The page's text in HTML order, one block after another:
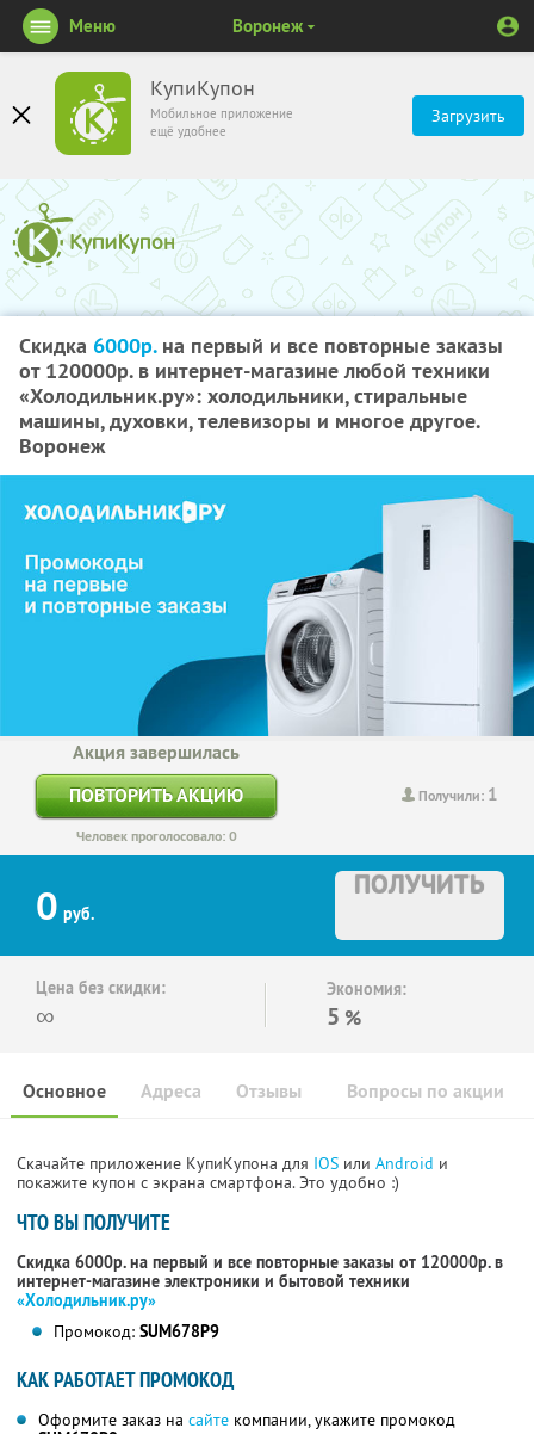
КупиКупон
Мобильное приложение
ещё удобнее
Загрузить
Меню Воронеж
Скидка 6000р.на первый и все повторные заказы
от 120000р. в интернет-магазине любой техники
«Холодильник.ру»: холодильники, стиральные
машины, духовки, телевизоры и многое другое.
Воронеж
Получили: 1
Акция завершилась
ПОВТОРИТЬ АКЦИЮ
Человек проголосовало: 0
0 руб.
ПОЛУЧИТЬ
Цена без скидки:
∞
Экономия:
5 %
Основное Отзывы Вопросы по акции
Адреса
Скачайте приложение КупиКупона для IOS или Android и
покажите купон с экрана смартфона. Это удобно :)
ЧТО ВЫ ПОЛУЧИТЕ
Скидка 6000р. на первый и все повторные заказы от 120000р. в
интернет-магазине электроники и бытовой техники
«Холодильник.ру»
Промокод: SUM678P9
КАК РАБОТАЕТ ПРОМОКОД
Оформите заказ на сайте компании, укажите промокод